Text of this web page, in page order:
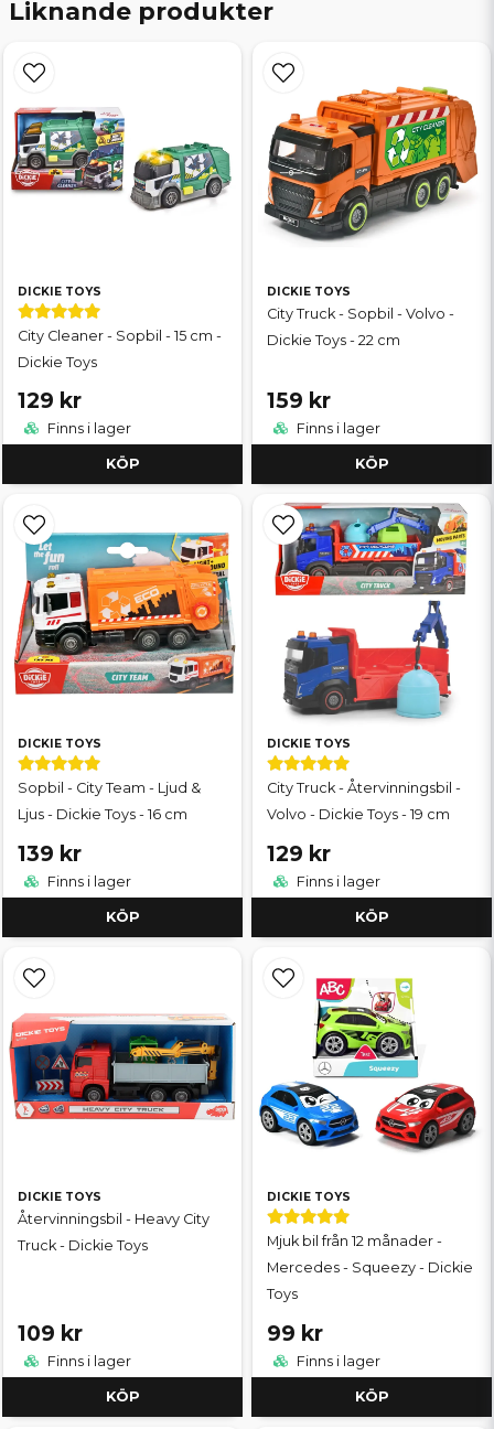
Liknande produkter
DICKIE TOYS
City Cleaner - Sopbil - 15 cm -
Dickie Toys
129 kr
Finns i lager
KÖP
DICKIE TOYS
City Truck - Sopbil - Volvo -
Dickie Toys - 22 cm
159 kr
Finns i lager
KÖP
DICKIE TOYS
Sopbil - City Team - Ljud &
Ljus - Dickie Toys - 16 cm
139 kr
Finns i lager
KÖP
DICKIE TOYS
City Truck - Återvinningsbil -
Volvo - Dickie Toys - 19 cm
129 kr
Finns i lager
KÖP
DICKIE TOYS
Återvinningsbil - Heavy City
Truck - Dickie Toys
109 kr
Finns i lager
KÖP
DICKIE TOYS
Mjuk bil från 12 månader -
Mercedes - Squeezy - Dickie
Toys
99 kr
Finns i lager
KÖP